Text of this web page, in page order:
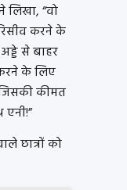
लिखा, “वो
करने के
से बाहर
के लिए
कीमत
छात्रों को